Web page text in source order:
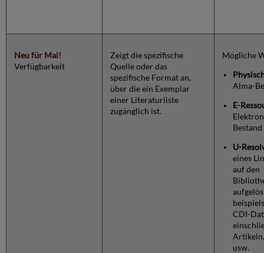
Neu für Mai!
Verfügbarkeit
Zeigt die spezifische
Quelle oder das
spezifische Format an,
über die ein Exemplar
einer Literaturliste
zugänglich ist.
Mögliche
Alma-
E-
Bestand
U-
eines
auf den
CDI-
usw.